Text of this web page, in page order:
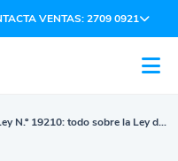
VENTAS: 2709 0921
Ley N.º 19210: todo sobre la Ley de Inclusión Financiera y Medios de Pago Electrónico